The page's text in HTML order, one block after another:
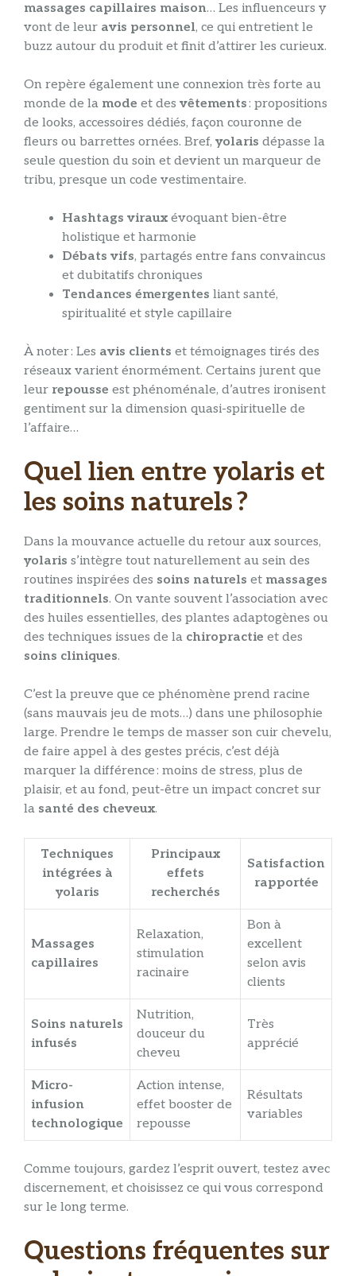
massages capillaires maison… Les influenceurs y
vont de leur avis personnel, ce qui entretient le
buzz autour du produit et finit d’attirer les curieux.
On repère également une connexion très forte au
monde de la mode et des vêtements : propositions
de looks, accessoires dédiés, façon couronne de
fleurs ou barrettes ornées. Bref, yolaris dépasse la
seule question du soin et devient un marqueur de
tribu, presque un code vestimentaire.
Hashtags viraux évoquant bien-être
holistique et harmonie
Débats vifs, partagés entre fans convaincus
et dubitatifs chroniques
Tendances émergentes liant santé,
spiritualité et style capillaire
À noter : Les avis clients et témoignages tirés des
réseaux varient énormément. Certains jurent que
leur repousse est phénoménale, d’autres ironisent
gentiment sur la dimension quasi-spirituelle de
l’affaire…
Quel lien entre yolaris et
les soins naturels ?
Dans la mouvance actuelle du retour aux sources,
yolaris s’intègre tout naturellement au sein des
routines inspirées des soins naturels et massages
traditionnels. On vante souvent l’association avec
des huiles essentielles, des plantes adaptogènes ou
des techniques issues de la chiropractie et des
soins cliniques.
C’est la preuve que ce phénomène prend racine
(sans mauvais jeu de mots…) dans une philosophie
large. Prendre le temps de masser son cuir chevelu,
de faire appel à des gestes précis, c’est déjà
marquer la différence : moins de stress, plus de
plaisir, et au fond, peut-être un impact concret sur
la santé des cheveux.
Techniques
intégrées à
yolaris
Principaux
effets
recherchés
Satisfaction
rapportée
Massages
capillaires
Relaxation,
stimulation
racinaire
Bon à
excellent
selon avis
clients
Soins naturels
infusés
Nutrition,
douceur du
cheveu
Très
apprécié
Micro-
infusion
technologique
Action intense,
effet booster de
repousse
Résultats
variables
Comme toujours, gardez l’esprit ouvert, testez avec
discernement, et choisissez ce qui vous correspond
sur le long terme.
Questions fréquentes sur